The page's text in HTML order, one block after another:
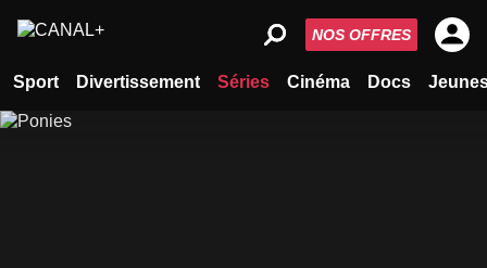
Sport Divertissement Séries Cinéma Docs
NOS OFFRES